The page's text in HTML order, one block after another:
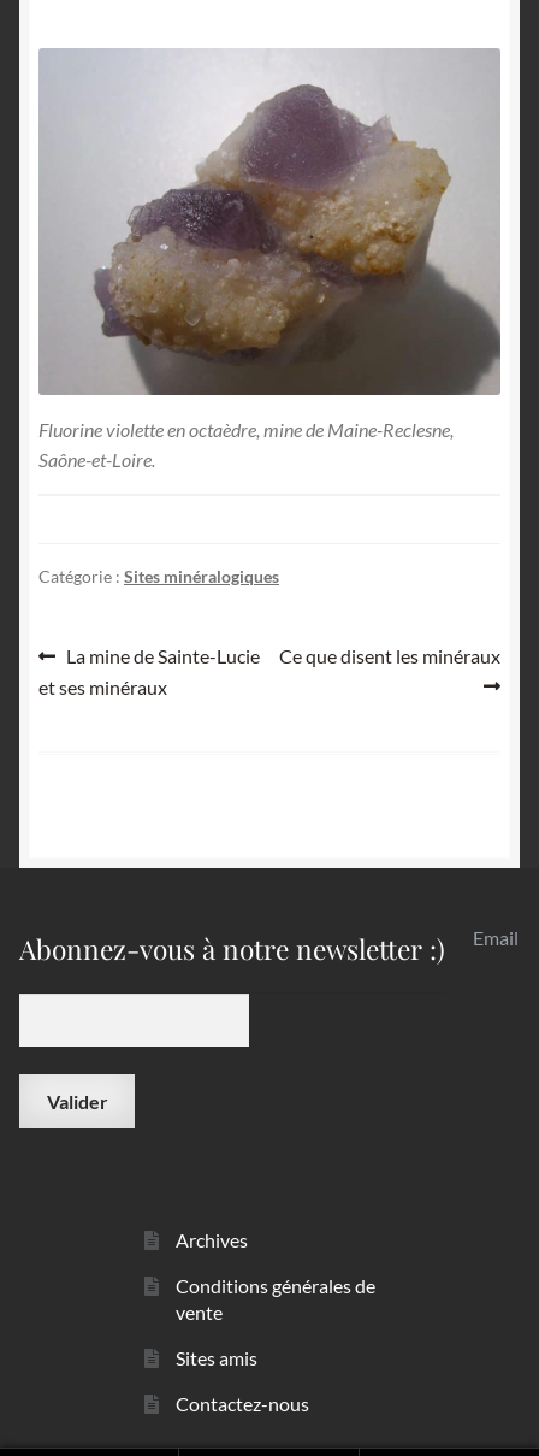
Fluorine violette en octaèdre, mine de Maine-Reclesne,
Saône-et-Loire.
Catégorie : Sites minéralogiques
Navigation
de
Article
précédent :
La mine de Sainte-Lucie
et ses minéraux
Article
Ce que disent les minéraux
Abonnez-vous à notre newsletter :) Email
Archives
Conditions générales de
vente
Sites amis
Contactez-nous